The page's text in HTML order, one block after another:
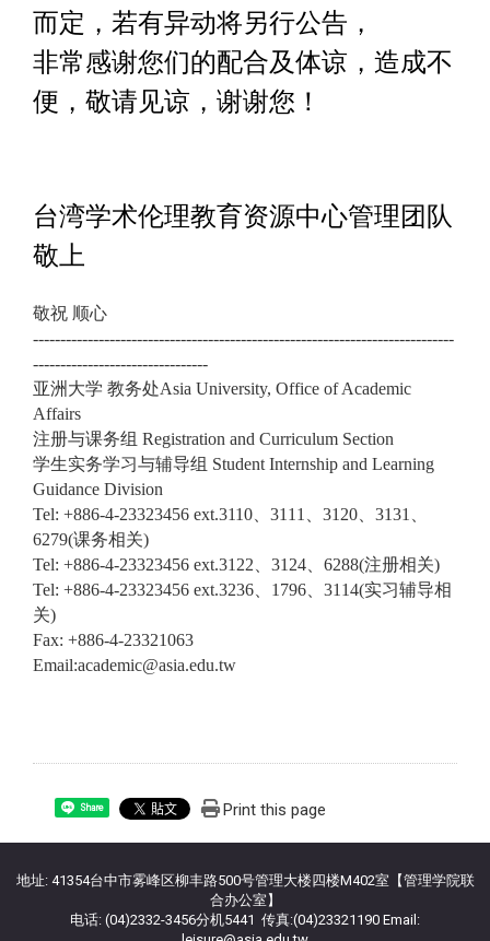
而定，若有异动将另行公告，
非常感谢您们的配合及体谅，造成不
便，敬请见谅，谢谢您！
台湾学术伦理教育资源中心管理团队
敬上
敬祝 顺心
-----------------------------------------------------------------------------
--------------------------------
亚洲大学 教务处Asia University, Office of Academic
Affairs
注册与课务组 Registration and Curriculum Section
学生实务学习与辅导组 Student Internship and Learning
Guidance Division
Tel: +886-4-23323456 ext.3110 、3111、3120、3131、
6279(课务相关)
Tel: +886-4-23323456 ext.3122 、3124、6288(注册相关)
Tel: +886-4-23323456 ext.3236 、1796、3114(实习辅导相
关)
Fax: +886-4-23321063
Email:academic@asia.edu.tw
Share Print this page
地址: 41354台中市雾峰区柳丰路500号管理大楼四楼M402室【管理学院联
合办公室】
电话: (04)2332-3456分机5441 传真:(04)23321190 Email: